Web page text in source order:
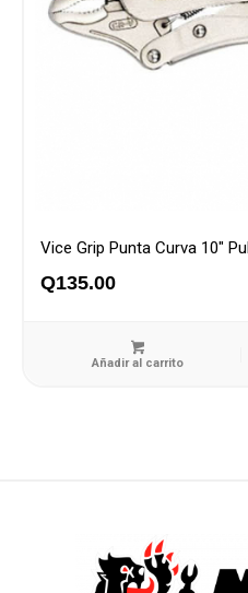
Vice Grip Punta Curva 10″
Q135.00
Añadir al carrito